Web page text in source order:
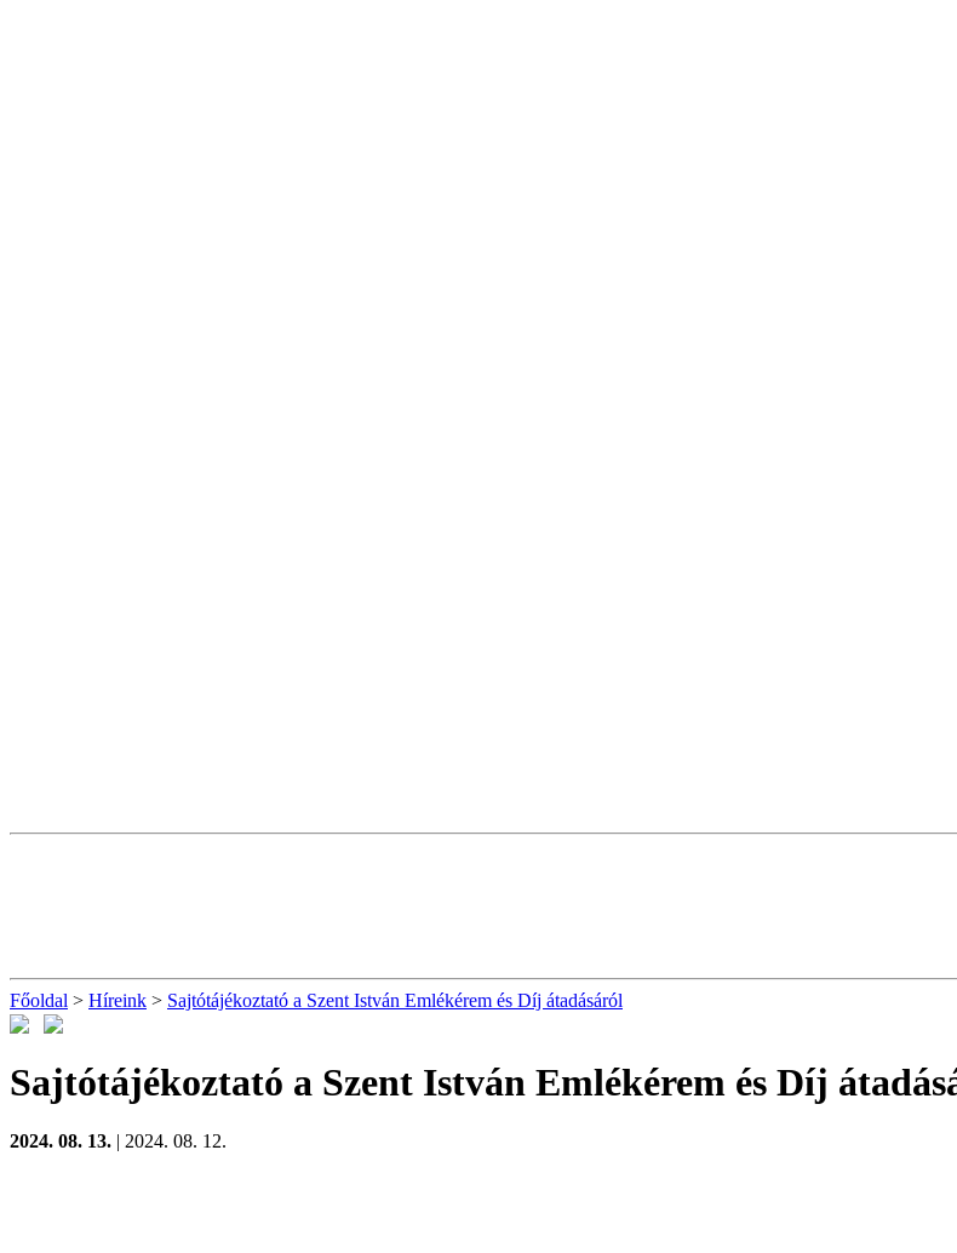
Főoldal > Híreink > Sajtótájékoztató a Szent István Emlékérem és Díj átadásáról
Sajtótájékoztató a Szent István Emlékérem és Díj
2024. 08. 13. | 2024. 08. 12.